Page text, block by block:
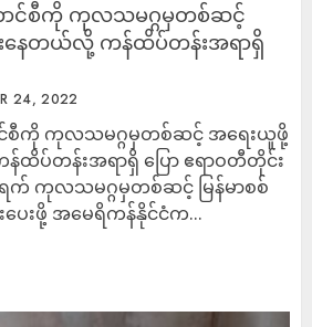
င်စီကို ကုလသမဂ္ဂမှတစ်ဆင့်
နေတယ်လို့ ကန်ထိပ်တန်းအရာရှိ
24, 2022
စီကို ကုလသမဂ္ဂမှတစ်ဆင့် အရေးယူဖို့
ထိပ်တန်းအရာရှိ ပြော ဧရာဝတီတိုင်း
ကုလသမဂ္ဂမှတစ်ဆင့် မြန်မာစစ်
ပေးဖို့ အမေရိကန်နိုင်ငံက...